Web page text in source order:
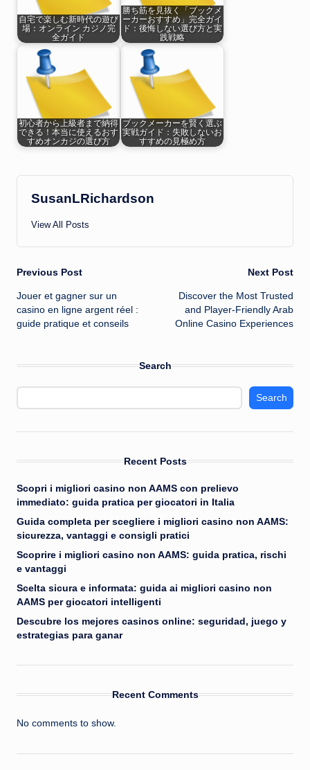
自宅で楽しむ新時代の遊び
場：オンライン カジノ完
全ガイド
勝ち筋を見抜く「ブックメ
ーカーおすすめ」完全ガイ
ド：後悔しない選び方と実
践戦略
初心者から上級者まで納得
できる！本当に使えるおす
すめオンカジの選び方
ブックメーカーを賢く選ぶ
実戦ガイド：失敗しないお
すすめの見極め方
SusanLRichardson
View All Posts
Post
navigation
Previous Post
Jouer et gagner sur un
casino en ligne argent réel :
guide pratique et conseils
Next Post
Discover the Most Trusted
and Player-Friendly Arab
Online Casino Experiences
Search
Search
Recent Posts
Scopri i migliori casino non AAMS con prelievo
immediato: guida pratica per giocatori in Italia
Guida completa per scegliere i migliori casino non AAMS:
sicurezza, vantaggi e consigli pratici
Scoprire i migliori casino non AAMS: guida pratica, rischi
e vantaggi
Scelta sicura e informata: guida ai migliori casino non
AAMS per giocatori intelligenti
Descubre los mejores casinos online: seguridad, juego y
estrategias para ganar
Recent Comments
No comments to show.